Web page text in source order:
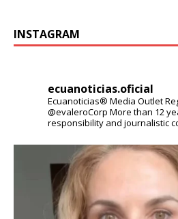
INSTAGRAM
ecuanoticias.oficial
Ecuanoticias® Media Outlet
@evaleroCorp More than 12
responsibility and journalistic